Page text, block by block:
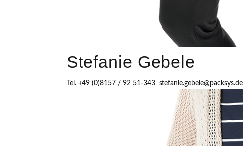
Stefanie Gebele
Tel. +49 (0)8157 / 92 51-343 stefanie.gebele@packsys.de